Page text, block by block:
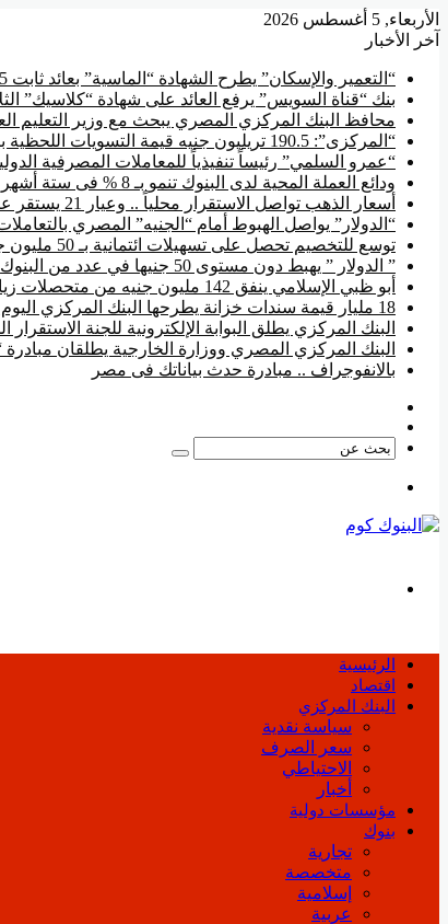
الأربعاء, 5 أغسطس 2026
آخر الأخبار
“التعمير والإسكان” يطرح الشهادة “الماسية” بعائد ثابت 17.5 % سنوياً
بنك “قناة السويس” يرفع العائد على شهادة “كلاسيك” الثلاثية لـ
محافظ البنك المركزي المصري يبحث مع وزير التعليم
“المركزى”: 190.5 تريليون جنيه قيمة التسويات اللحظية بين البنوك منذ بداية 2026
“عمرو السلمي” رئيساً تنفيذياً للمعاملات المصرفية
ودائع العملة المحية لدى البنوك تنمو بـ 8 % فى ستة أشهر
أسعار الذهب تواصل الاستقرار محلياً .. وعيار 21 يستقر عند 5840 جنيها
“الدولار” يواصل الهبوط أمام “الجنيه” المصري بالتعاملات
توسع للتخصيم تحصل على تسهيلات ائتمانية بـ 50 مليون جنيه
” الدولار ” يهبط دون مستوى 50 جنيها في عدد من البنوك
أبو ظبي الإسلامي ينفق 142 مليون جنيه من متحصلات زيادة رأس المال في تطوير فروعه
18 مليار قيمة سندات خزانة يطرحها البنك المركزي اليوم الاثنين
البنك المركزي يطلق البوابة الإلكترونية للجنة الاستقرار
البنك المركزي المصري ووزارة الخارجية يطلقان
بالانفوجراف .. مبادرة حدث بياناتك فى مصر
بحث
الرئيسية
اقتصاد
البنك المركزي
سياسة نقدية
سعر الصرف
الاحتياطي
أخبار
مؤسسات دولية
بنوك
تجارية
متخصصة
إسلامية
عربية